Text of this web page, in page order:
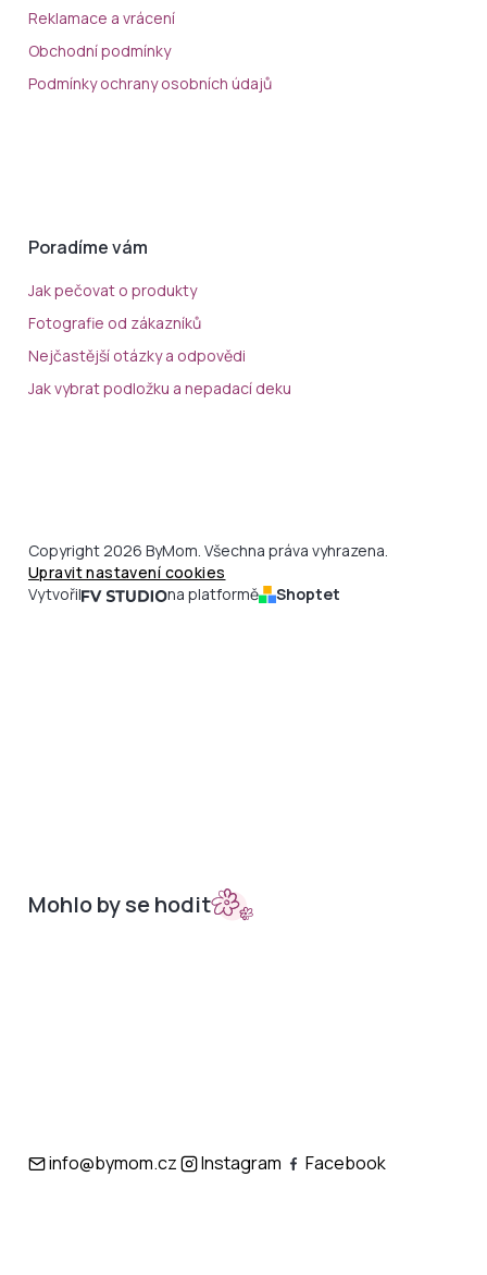
Reklamace a vrácení
Obchodní podmínky
Podmínky ochrany osobních údajů
Poradíme vám
Jak pečovat o produkty
Fotografie od zákazníků
Nejčastější otázky a odpovědi
Jak vybrat podložku a nepadací deku
Copyright 2026 ByMom. Všechna práva vyhrazena.
Upravit nastavení cookies
Vytvořil
na platformě Shoptet
Mohlo by se hodit
Sety do kočárků Podložky
Nepadací deky Doplňky
Bambusová kolekce Merino podložky
info@bymom.cz Instagram Facebook